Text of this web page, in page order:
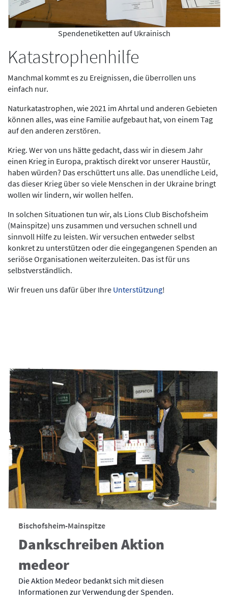
Katastrophenhilfe
Manchmal kommt es zu Ereignissen, die überrollen uns
einfach nur.
Naturkatastrophen, wie 2021 im Ahrtal und anderen Gebieten
können alles, was eine Familie aufgebaut hat, von einem Tag
auf den anderen zerstören.
Krieg. Wer von uns hätte gedacht, dass wir in diesem Jahr
einen Krieg in Europa, praktisch direkt vor unserer Haustür,
haben würden? Das erschüttert uns alle. Das unendliche Leid,
das dieser Krieg über so viele Menschen in der Ukraine bringt
wollen wir lindern, wir wollen helfen.
In solchen Situationen tun wir, als Lions Club Bischofsheim
(Mainspitze) uns zusammen und versuchen schnell und
sinnvoll Hilfe zu leisten. Wir versuchen entweder selbst
konkret zu unterstützen oder die eingegangenen Spenden an
seriöse Organisationen weiterzuleiten. Das ist für uns
selbstverständlich.
Wir freuen uns dafür über Ihre Unterstützung!
Spendenetiketten auf Ukrainisch
Bischofsheim-Mainspitze
Dankschreiben Aktion
medeor
Die Aktion Medeor bedankt sich mit diesen
Informationen zur Verwendung der Spenden.